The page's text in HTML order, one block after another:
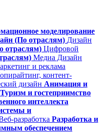
моделирование
(По отраслям) Дизайн
отраслям) Цифровой
Медиа Дизайн
и реклама
контент-
дизайн Анимация и
Туризм и гостеприимство
интеллекта
и
разработка Разработка и
обеспечением